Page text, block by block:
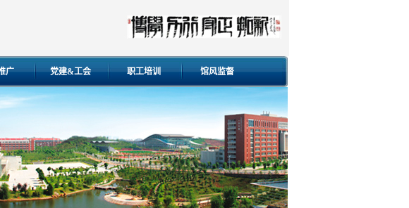
广 党建&工会 职工培训 馆风监督